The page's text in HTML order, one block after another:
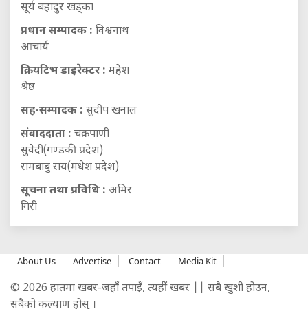
सूर्य बहादुर खड्का
प्रधान सम्पादक : विश्वनाथ
आचार्य
क्रियटिभ डाइरेक्टर : महेश
श्रेष्ठ
सह-सम्पादक : सुदीप खनाल
संवाददाता : चक्रपाणी
सुवेदी(गण्डकी प्रदेश)
रामबाबु राय(मधेश प्रदेश)
सूचना तथा प्रविधि : अमिर
गिरी
About Us Advertise Contact Media Kit
© 2026 हातमा खबर-जहाँ तपाइँ, त्यहीं खबर || सबै खुशी होउन,
सबैको कल्याण होस् ।